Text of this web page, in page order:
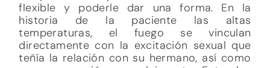
flexible y poderle dar una forma. En la
historia de la paciente las altas
temperaturas, el fuego se vinculan
directamente con la excitación sexual que
teñía la relación con su hermano, así como